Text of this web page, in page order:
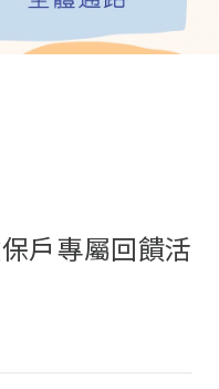
戶專屬回饋活